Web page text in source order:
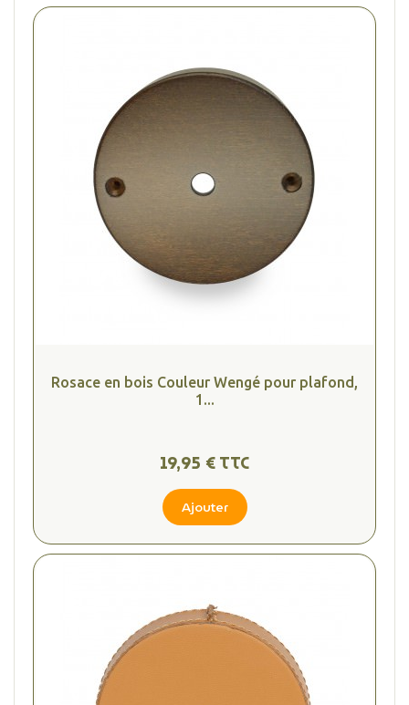
Rosace en bois Couleur Wengé pour plafond,
1...
19,95 € TTC
Ajouter